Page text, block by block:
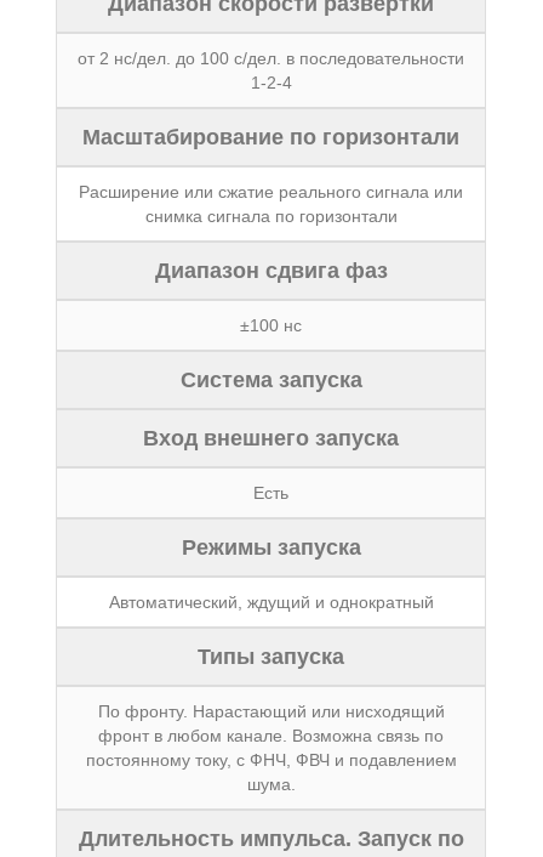
от 2 нс/дел. до 100 с/дел. в последовательности
1-2-4
Масштабирование по горизонтали
Расширение или сжатие реального сигнала или
снимка сигнала по горизонтали
Диапазон сдвига фаз
±100 нс
Система запуска
Вход внешнего запуска
Есть
Режимы запуска
Автоматический, ждущий и однократный
Типы запуска
По фронту. Нарастающий или нисходящий
фронт в любом канале. Возможна связь по
постоянному току, с ФНЧ, ФВЧ и подавлением
шума.
Длительность импульса. Запуск по